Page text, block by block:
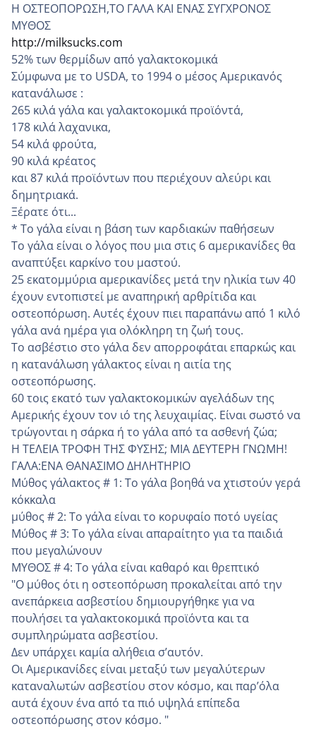
Η ΟΣΤΕΟΠΟΡΩΣΗ,ΤΟ ΓΑΛΑ ΚΑΙ ΕΝΑΣ ΣΥΓΧΡΟΝΟΣ
ΜΥΘΟΣ
http://milksucks.com
52% των θερμίδων από γαλακτοκομικά
Σύμφωνα με το USDA, το 1994 ο μέσος Αμερικανός
κατανάλωσε :
265 κιλά γάλα και γαλακτοκομικά προϊόντά,
178 κιλά λαχανικα,
54 κιλά φρούτα,
90 κιλά κρέατος
και 87 κιλά προϊόντων που περιέχουν αλεύρι και
δημητριακά.
Ξέρατε ότι...
* Το γάλα είναι η βάση των καρδιακών παθήσεων
Το γάλα είναι ο λόγος που μια στις 6 αμερικανίδες θα
αναπτύξει καρκίνο του μαστού.
25 εκατομμύρια αμερικανίδες μετά την ηλικία των 40
έχουν εντοπιστεί με αναπηρική αρθρίτιδα και
οστεοπόρωση. Αυτές έχουν πιει παραπάνω από 1 κιλό
γάλα ανά ημέρα για ολόκληρη τη ζωή τους.
Το ασβέστιο στο γάλα δεν απορροφάται επαρκώς και
η κατανάλωση γάλακτος είναι η αιτία της
οστεοπόρωσης.
60 τοις εκατό των γαλακτοκομικών αγελάδων της
Αμερικής έχουν τον ιό της λευχαιμίας. Είναι σωστό να
τρώγονται η σάρκα ή το γάλα από τα ασθενή ζώα;
Η ΤΕΛΕΙΑ ΤΡΟΦΗ ΤΗΣ ΦΥΣΗΣ; ΜΙΑ ΔΕΥΤΕΡΗ ΓΝΩΜΗ!
ΓΑΛΑ:ΕΝΑ ΘΑΝΑΣΙΜΟ ΔΗΛΗΤΗΡΙΟ
Μύθος γάλακτος # 1: Το γάλα βοηθά να χτιστούν γερά
κόκκαλα
μύθος # 2: Το γάλα είναι το κορυφαίο ποτό υγείας
Μύθος # 3: Το γάλα είναι απαραίτητο για τα παιδιά
που μεγαλώνουν
ΜΥΘΟΣ # 4: Το γάλα είναι καθαρό και θρεπτικό
"Ο μύθος ότι η οστεοπόρωση προκαλείται από την
ανεπάρκεια ασβεστίου δημιουργήθηκε για να
πουλήσει τα γαλακτοκομικά προϊόντα και τα
συμπληρώματα ασβεστίου.
Δεν υπάρχει καμία αλήθεια σ’αυτόν.
Οι Αμερικανίδες είναι μεταξύ των μεγαλύτερων
καταναλωτών ασβεστίου στον κόσμο, και παρ’όλα
αυτά έχουν ένα από τα πιό υψηλά επίπεδα
οστεοπόρωσης στον κόσμο. "